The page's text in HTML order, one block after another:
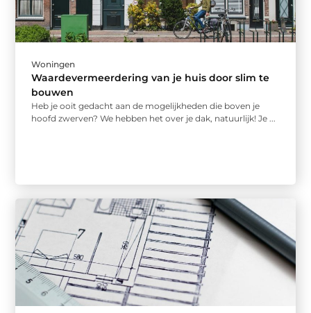
Woningen
Waardevermeerdering van je huis door slim te
bouwen
Heb je ooit gedacht aan de mogelijkheden die boven je
hoofd zwerven? We hebben het over je dak, natuurlijk! Je ...